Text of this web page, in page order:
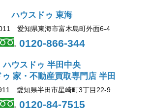
ハウスドゥ 東海
愛知県東海市富木島町外面6-4
0120-866-344
ハウスドゥ 半田中央
家・不動産買取専門店 半田
愛知県半田市星崎町3丁目22-9
0120-84-7515